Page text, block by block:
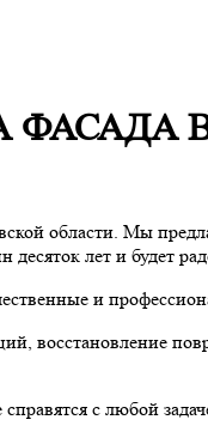
ФАСАДА
области. Мы
десяток лет и будет
и
восстановление
с любой